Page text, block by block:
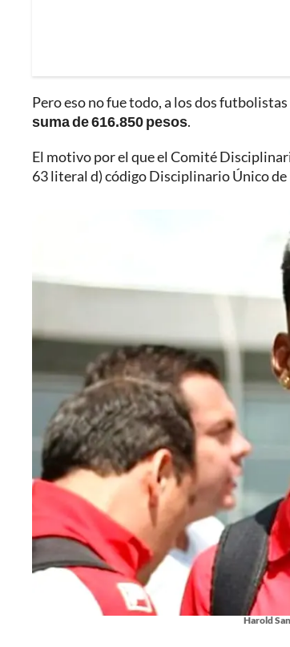
Pero eso no fue todo, a los dos
suma de 616.850 pesos.
El motivo por el que el Comité
63 literal d) código Disciplinario Único de
Harold